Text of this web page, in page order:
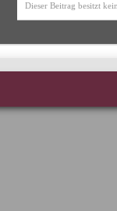
Dieser Beitrag besitzt